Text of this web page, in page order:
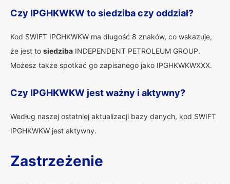
Czy IPGHKWKW to siedziba czy oddział?
Kod SWIFT IPGHKWKW ma długość 8 znaków, co wskazuje,
że jest to siedziba INDEPENDENT PETROLEUM GROUP.
Możesz także spotkać go zapisanego jako IPGHKWKWXXX.
Czy IPGHKWKW jest ważny i aktywny?
Według naszej ostatniej aktualizacji bazy danych, kod SWIFT
IPGHKWKW jest aktywny.
Zastrzeżenie